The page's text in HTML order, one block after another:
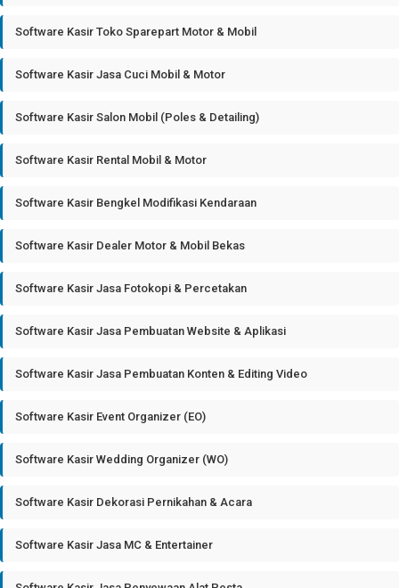
Software Kasir Toko Sparepart Motor & Mobil
Software Kasir Jasa Cuci Mobil & Motor
Software Kasir Salon Mobil (Poles & Detailing)
Software Kasir Rental Mobil & Motor
Software Kasir Bengkel Modifikasi Kendaraan
Software Kasir Dealer Motor & Mobil Bekas
Software Kasir Jasa Fotokopi & Percetakan
Software Kasir Jasa Pembuatan Website & Aplikasi
Software Kasir Jasa Pembuatan Konten & Editing Video
Software Kasir Event Organizer (EO)
Software Kasir Wedding Organizer (WO)
Software Kasir Dekorasi Pernikahan & Acara
Software Kasir Jasa MC & Entertainer